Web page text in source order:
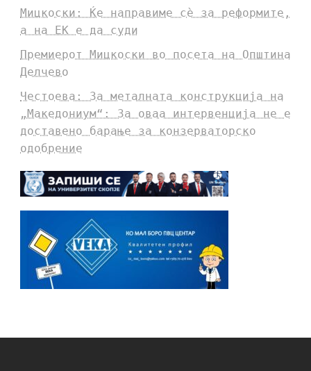
Мицкоски: Ќе направиме сè за реформите,
а на ЕК е да суди
Премиерот Мицкоски во посета на Општина
Делчево
Честоева: За металната конструкција на
„Македониум“: За оваа интервенција не е
доставено барање за конзерваторско
одобрение